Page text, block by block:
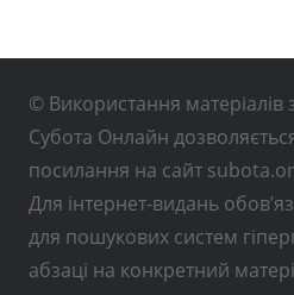
© Використання матеріалів
Субота Онлайн
посилання на сайт
Для інтернет-видань
для пошукових систем
абзаці на конкретний